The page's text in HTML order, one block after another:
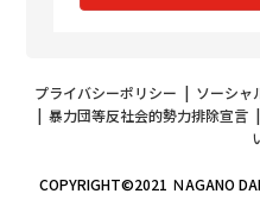
プライバシーポリシー | ソーシャ
| 暴力団等反社会的勢力排除宣言|
COPYRIGHT©2021 ＮAGANO